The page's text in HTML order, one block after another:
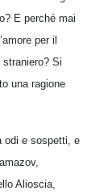
E perché mai
per il
straniero? Si
una ragione
odi e sospetti, e
Alioscia,